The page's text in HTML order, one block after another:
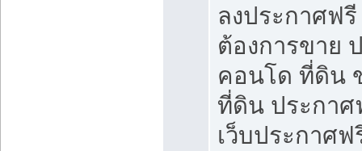
ลงประกาศฟ
ต้องการขาย
คอนโด ที่ดิน
ที่ดิน ประกา
เว็บประกาศ